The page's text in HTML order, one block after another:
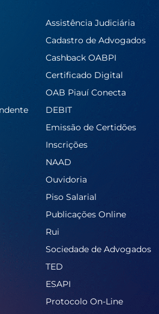
Assistência Judiciária
Cadastro de Advogados
Cashback OABPI
Certificado Digital
OAB Piauí Conecta
DEBIT
Emissão de Certidões
Inscrições
NAAD
Ouvidoria
Piso Salarial
Publicações Online
Rui
Sociedade de Advogados
TED
ESAPI
Protocolo On-Line